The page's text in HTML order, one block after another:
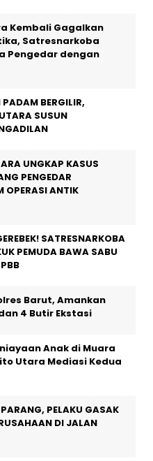
Kembali Gagalkan
Satresnarkoba
Pengedar dengan
BERGILIR,
SUSUN
UNGKAP KASUS
PENGEDAR
OPERASI ANTIK
SATRESNARKOBA
PEMUDA BAWA SABU
Barut, Amankan
4 Butir Ekstasi
Anak di Muara
Utara Mediasi Kedua
PELAKU GASAK
DI JALAN